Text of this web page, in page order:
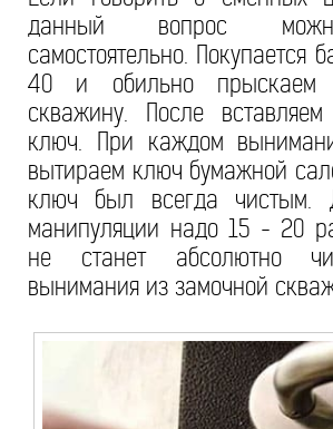
данный вопрос
самостоятельно. Покупается
40 и обильно прыскаем
скважину. После
ключ. При каждом
вытираем ключ бумажной
ключ был всегда чистым.
манипуляции надо 15 - 20
не станет абсолютно
вынимания из замочной